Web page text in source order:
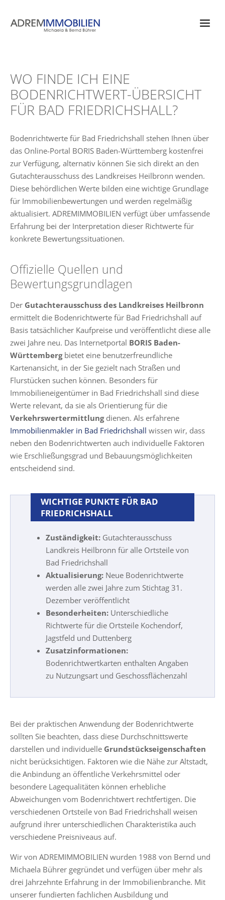
Inhalt
WO FINDE ICH EINE
BODENRICHTWERT-ÜBERSICHT
FÜR BAD FRIEDRICHSHALL?
Bodenrichtwerte für Bad Friedrichshall stehen Ihnen über
das Online-Portal BORIS Baden-Württemberg kostenfrei
zur Verfügung, alternativ können Sie sich direkt an den
Gutachterausschuss des Landkreises Heilbronn wenden.
Diese behördlichen Werte bilden eine wichtige Grundlage
für Immobilienbewertungen und werden regelmäßig
aktualisiert. ADREMIMMOBILIEN verfügt über umfassende
Erfahrung bei der Interpretation dieser Richtwerte für
konkrete Bewertungssituationen.
Offizielle Quellen und
Bewertungsgrundlagen
Der Gutachterausschuss des Landkreises Heilbronn
ermittelt die Bodenrichtwerte für Bad Friedrichshall auf
Basis tatsächlicher Kaufpreise und veröffentlicht diese alle
zwei Jahre neu. Das Internetportal BORIS Baden-
Württembergbietet eine benutzerfreundliche
Kartenansicht, in der Sie gezielt nach Straßen und
Flurstücken suchen können. Besonders für
Immobilieneigentümer in Bad Friedrichshall sind diese
Werte relevant, da sie als Orientierung für die
Verkehrswertermittlungdienen. Als erfahrene
Immobilienmakler in Bad Friedrichshall wissen wir, dass
neben den Bodenrichtwerten auch individuelle Faktoren
wie Erschließungsgrad und Bebauungsmöglichkeiten
entscheidend sind.
WICHTIGE PUNKTE FÜR BAD
FRIEDRICHSHALL
Zuständigkeit: Gutachterausschuss
Landkreis Heilbronn für alle Ortsteile von
Bad Friedrichshall
Aktualisierung: Neue Bodenrichtwerte
werden alle zwei Jahre zum Stichtag 31.
Dezember veröffentlicht
Besonderheiten: Unterschiedliche
Richtwerte für die Ortsteile Kochendorf,
Jagstfeld und Duttenberg
Zusatzinformationen:
Bodenrichtwertkarten enthalten Angaben
zu Nutzungsart und Geschossflächenzahl
Bei der praktischen Anwendung der Bodenrichtwerte
sollten Sie beachten, dass diese Durchschnittswerte
darstellen und individuelle Grundstückseigenschaften
nicht berücksichtigen. Faktoren wie die Nähe zur Altstadt,
die Anbindung an öffentliche Verkehrsmittel oder
besondere Lagequalitäten können erhebliche
Abweichungen vom Bodenrichtwert rechtfertigen. Die
verschiedenen Ortsteile von Bad Friedrichshall weisen
aufgrund ihrer unterschiedlichen Charakteristika auch
verschiedene Preisniveaus auf.
Wir von ADREMIMMOBILIEN wurden 1988 von Bernd und
Michaela Bührer gegründet und verfügen über mehr als
drei Jahrzehnte Erfahrung in der Immobilienbranche. Mit
unserer fundierten fachlichen Ausbildung und